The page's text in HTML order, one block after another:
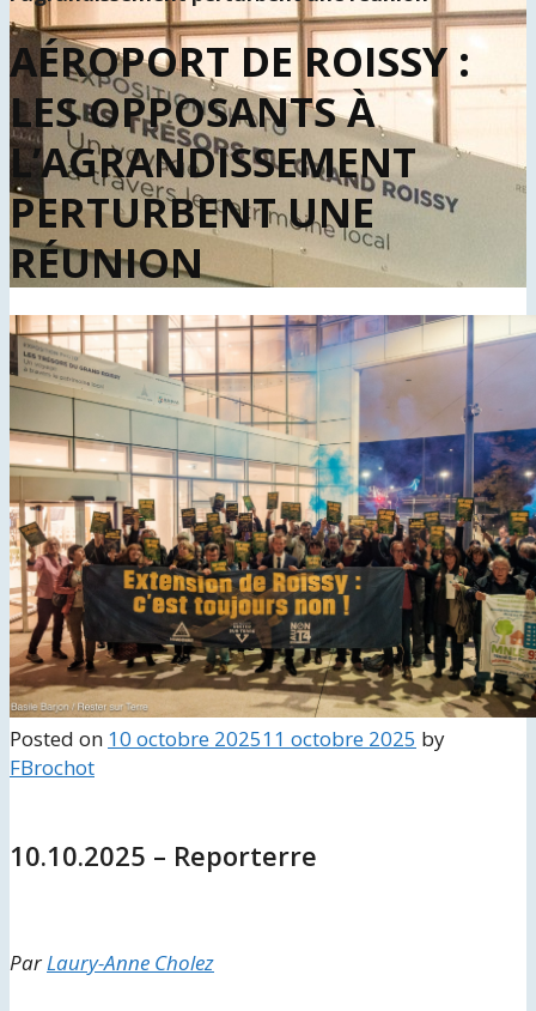
AÉROPORT DE ROISSY :
LES OPPOSANTS À
L’AGRANDISSEMENT
PERTURBENT UNE
RÉUNION
Posted on 10 octobre 202511 octobre 2025 by
FBrochot
10.10.2025 – Reporterre
ParLaury-Anne Cholez